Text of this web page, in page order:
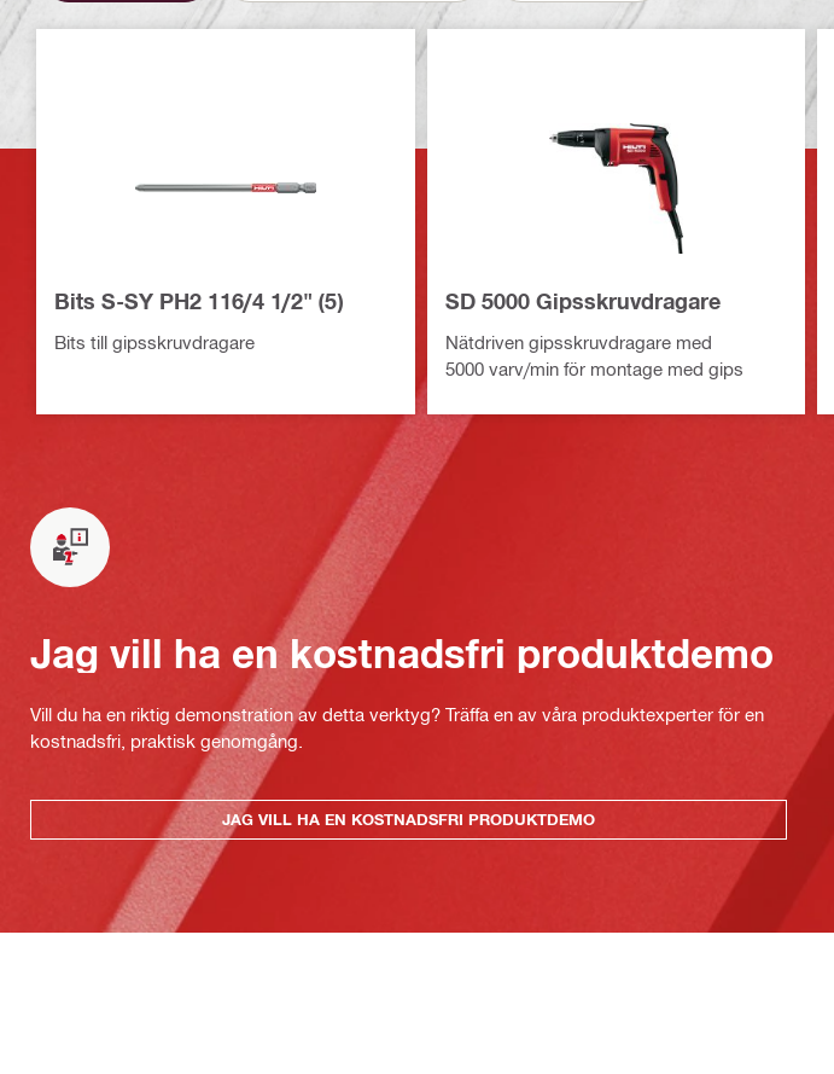
Bits S-SY PH2 116/4 1/2" (5)
Bits till gipsskruvdragare
SD 5000 Gipsskruvdragare
Nätdriven gipsskruvdragare med
5000 varv/min för montage med gips
Jag vill ha en kostnadsfri produktdemo
Vill du ha en riktig demonstration av detta verktyg? Träffa en av våra produktexperter för en
kostnadsfri, praktisk genomgång.
JAG VILL HA EN KOSTNADSFRI PRODUKTDEMO